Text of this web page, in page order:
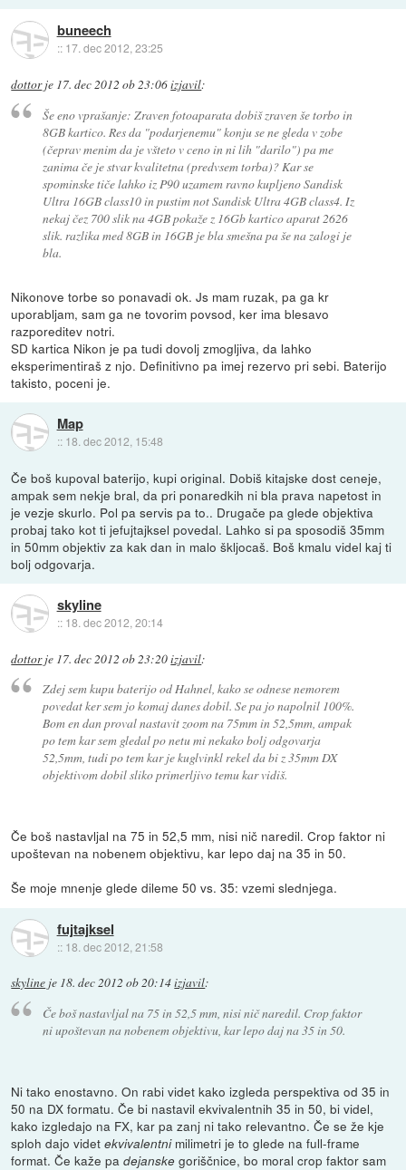
buneech
:: 17. dec 2012, 23:25
dottorje 17. dec 2012 ob 23:06izjavil:
Še eno vprašanje: Zraven fotoaparata dobiš zraven še torbo in
8GB kartico. Res da "podarjenemu" konju se ne gleda v zobe
(čeprav menim da je všteto v ceno in ni lih "darilo") pa me
zanima če je stvar kvalitetna (predvsem torba)? Kar se
spominske tiče lahko iz P90 uzamem ravno kupljeno Sandisk
Ultra 16GB class10 in pustim not Sandisk Ultra 4GB class4. Iz
nekaj čez 700 slik na 4GB pokaže z 16Gb kartico aparat 2626
slik. razlika med 8GB in 16GB je bla smešna pa še na zalogi je
bla.
Nikonove torbe so ponavadi ok. Js mam ruzak, pa ga kr
uporabljam, sam ga ne tovorim povsod, ker ima blesavo
razporeditev notri.
SD kartica Nikon je pa tudi dovolj zmogljiva, da lahko
eksperimentiraš z njo. Definitivno pa imej rezervo pri sebi. Baterijo
takisto, poceni je.
Map
:: 18. dec 2012, 15:48
Če boš kupoval baterijo, kupi original. Dobiš kitajske dost ceneje,
ampak sem nekje bral, da pri ponaredkih ni bla prava napetost in
je vezje skurlo. Pol pa servis pa to.. Drugače pa glede objektiva
probaj tako kot ti jefujtajksel povedal. Lahko si pa sposodiš 35mm
in 50mm objektiv za kak dan in malo škljocaš. Boš kmalu videl kaj ti
bolj odgovarja.
skyline
:: 18. dec 2012, 20:14
dottorje 17. dec 2012 ob 23:20izjavil:
Zdej sem kupu baterijo od Hahnel, kako se odnese nemorem
povedat ker sem jo komaj danes dobil. Se pa jo napolnil 100%.
Bom en dan proval nastavit zoom na 75mm in 52,5mm, ampak
po tem kar sem gledal po netu mi nekako bolj odgovarja
52,5mm, tudi po tem kar je kuglvinkl rekel da bi z 35mm DX
objektivom dobil sliko primerljivo temu kar vidiš.
Če boš nastavljal na 75 in 52,5 mm, nisi nič naredil. Crop faktor ni
upoštevan na nobenem objektivu, kar lepo daj na 35 in 50.
Še moje mnenje glede dileme 50 vs. 35: vzemi slednjega.
fujtajksel
:: 18. dec 2012, 21:58
skyline je 18. dec 2012 ob 20:14izjavil:
Če boš nastavljal na 75 in 52,5 mm, nisi nič naredil. Crop faktor
ni upoštevan na nobenem objektivu, kar lepo daj na 35 in 50.
Ni tako enostavno. On rabi videt kako izgleda perspektiva od 35 in
50 na DX formatu. Če bi nastavil ekvivalentnih 35 in 50, bi videl,
kako izgledajo na FX, kar pa zanj ni tako relevantno. Če se že kje
sploh dajo videtekvivalentnimilimetri je to glede na full-frame
format. Če kaže padejanske goriščnice, bo moral crop faktor sam